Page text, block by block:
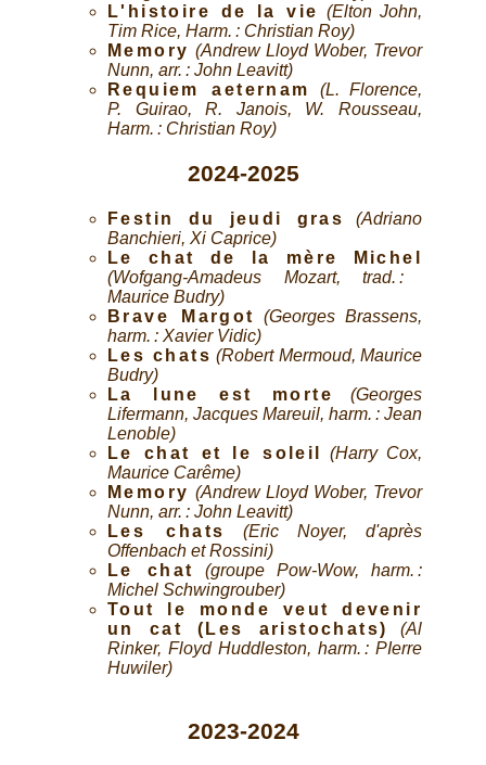
L'histoire de la vie (Elton John,
Tim Rice, Harm. : Christian Roy)
Memory (Andrew Lloyd Wober, Trevor
Nunn, arr. : John Leavitt)
Requiem aeternam
(L. Florence,
P. Guirao, R. Janois, W. Rousseau,
Harm. : Christian Roy)
2024-2025
Festin du jeudi gras
(Adriano
Banchieri, Xi Caprice)
Le chat de la mère Michel
(Wofgang-Amadeus Mozart, trad. :
Maurice Budry)
Brave Margot
(Georges Brassens,
harm. : Xavier Vidic)
Les chats (Robert Mermoud, Maurice
Budry)
La lune est morte
(Georges
Lifermann, Jacques Mareuil, harm. : Jean
Lenoble)
Le chat et le soleil
(Harry Cox,
Maurice Carême)
Memory (Andrew Lloyd Wober, Trevor
Nunn, arr. : John Leavitt)
Les chats
(Eric Noyer, d'après
Offenbach et Rossini)
Le chat
(groupe Pow-Wow, harm. :
Michel Schwingrouber)
Tout le monde veut devenir
un cat (Les aristochats)
(Al
Rinker, Floyd Huddleston, harm. : PIerre
Huwiler)
2023-2024